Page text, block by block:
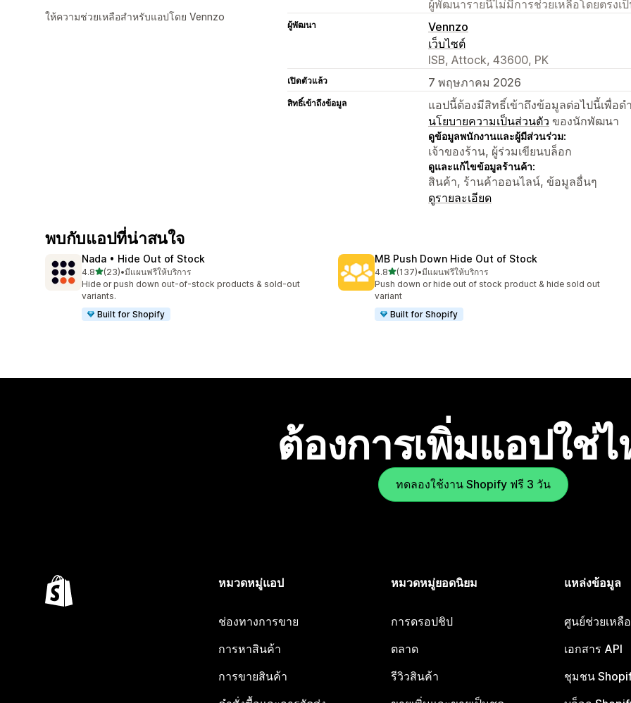
ให้ความช่วยเหลือสำหรับแอปโดย Vennzo
ผู้พัฒนารายนี้ไม่มีการช่วยเหลือโดยตรงเ
ผู้พัฒนา
Vennzo
เว็บไซต์
ISB, Attock, 43600, PK
เปิดตัวแล้ว 7 พฤษภาคม 2026
สิทธิ์เข้าถึงข้อมูล
แอปนี้ต้องมีสิทธิ์เข้าถึงข้อมูลต่อไปนี้เพื่อ
นโยบายความเป็นส่วนตัว ของนักพัฒนา
ดูข้อมูลพนักงานและผู้มีส่วนร่วม:
เจ้าของร้าน, ผู้ร่วมเขียนบล็อก
ดูและแก้ไขข้อมูลร้านค้า:
สินค้า, ร้านค้าออนไลน์, ข้อมูลอื่นๆ
ดูรายละเอียด
พบกับแอปที่น่าสนใจ
Nada • Hide Out of Stock
4.8เต็ม 5 ดาว
(23)
ทั้งหมด 23 รีวิว
•มีแผนฟรีให้บริการ
Hide or push down out-of-stock products & sold-out
variants.
Built for Shopify
MB Push Down Hide Out of Stock
4.8เต็ม 5 ดาว
(137)
ทั้งหมด 137 รีวิว
•มีแผนฟรีให้บริการ
Push down or hide out of stock product & hide sold out
variant
Built for Shopify
ต้องการเพิ่มแอปใช่
ทดลองใช้งาน Shopify ฟรี 3 วัน
หมวดหมู่แอป
ช่องทางการขาย
การหาสินค้า
การขายสินค้า
หมวดหมู่ยอดนิยม
การดรอปชิป
ตลาด
รีวิวสินค้า
แหล่งข้อมูล
ศูนย์ช่วยเหลื
เอกสาร API
ชุมชน